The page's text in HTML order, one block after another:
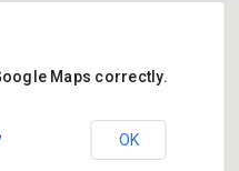
17 - Drogeham
Maps correctly.
OK